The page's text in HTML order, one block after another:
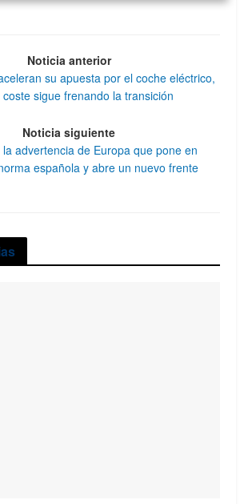
Noticia anterior
su apuesta por el coche eléctrico,
sigue frenando la transición
Noticia siguiente
la advertencia de Europa que pone en
española y abre un nuevo frente